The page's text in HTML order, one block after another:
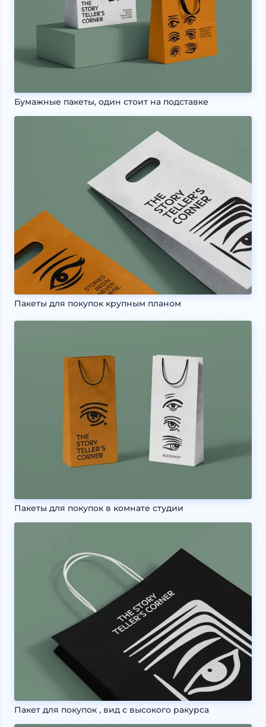
Бумажные пакеты, один стоит на подставке
Пакеты для покупок крупным планом
Пакеты для покупок в комнате студии
Пакет для покупок , вид с высокого ракурса